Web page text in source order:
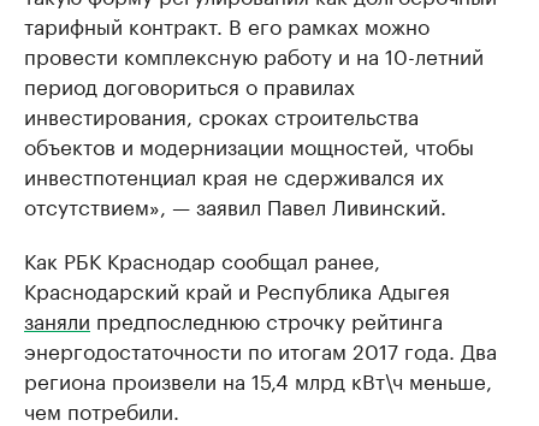
тарифный контракт. В его рамках можно
провести комплексную работу и на 10-летний
период договориться о правилах
инвестирования, сроках строительства
объектов и модернизации мощностей, чтобы
инвестпотенциал края не сдерживался их
отсутствием», — заявил Павел Ливинский.
Как РБК Краснодар сообщал ранее,
Краснодарский край и Республика Адыгея
заняли предпоследнюю строчку рейтинга
энергодостаточности по итогам 2017 года. Два
региона произвели на 15,4 млрд кВт\ч меньше,
чем потребили.